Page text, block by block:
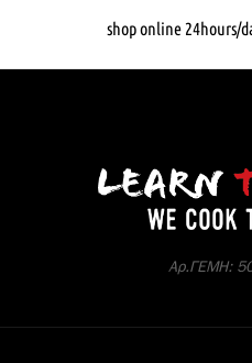
shop online
Αρ.ΓΕΜΗ: